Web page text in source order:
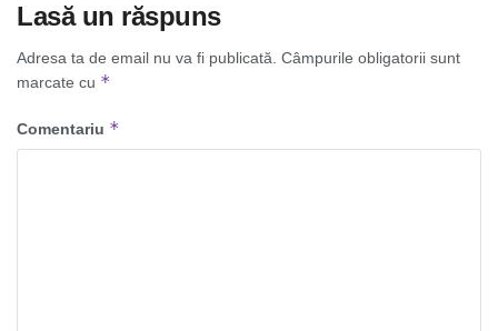
Lasă un răspuns
Adresa ta de email nu va fi publicată. Câmpurile obligatorii sunt
marcate cu *
Comentariu *